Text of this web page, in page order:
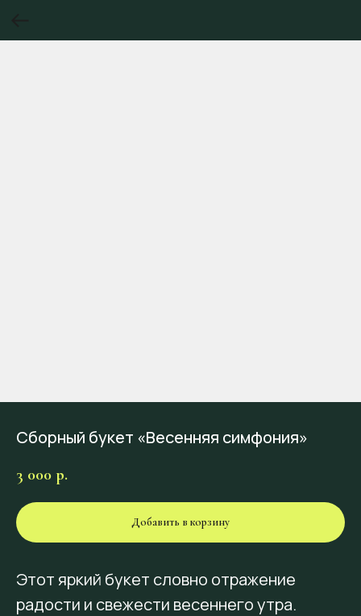
Сборный букет «Весенняя симфония»
3 000 р.
Добавить в корзину
Этот яркий букет словно отражение
радости и свежести весеннего утра.